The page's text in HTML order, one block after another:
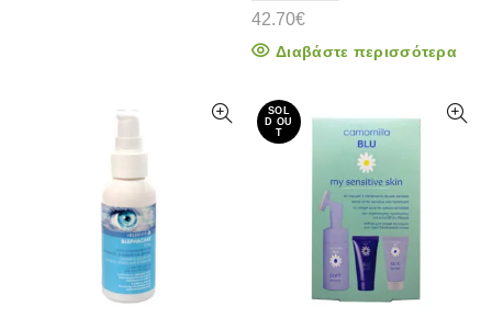
42.70€
Διαβάστε περισσότερα
SOL
D OU
T